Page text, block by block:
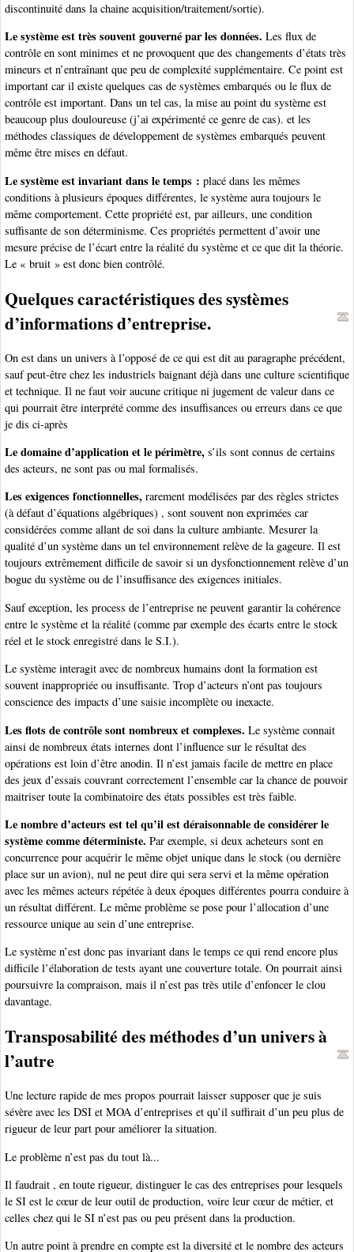
discontinuité dans la chaine acquisition/traitement/sortie).
Le système est très souvent gouverné par les données. Les flux de
contrôle en sont minimes et ne provoquent que des changements d’états très
mineurs et n’entraînant que peu de complexité supplémentaire. Ce point est
important car il existe quelques cas de systèmes embarqués ou le flux de
contrôle est important. Dans un tel cas, la mise au point du système est
beaucoup plus douloureuse (j’ai expérimenté ce genre de cas). et les
méthodes classiques de développement de systèmes embarqués peuvent
même être mises en défaut.
Le système est invariant dans le temps : placé dans les mêmes
conditions à plusieurs époques différentes, le système aura toujours le
même comportement. Cette propriété est, par ailleurs, une condition
suffisante de son déterminisme. Ces propriétés permettent d’avoir une
mesure précise de l’écart entre la réalité du système et ce que dit la théorie.
Le « bruit » est donc bien contrôlé.
Quelques caractéristiques des systèmes
d’informations d’entreprise.
On est dans un univers à l’opposé de ce qui est dit au paragraphe précédent,
sauf peut-être chez les industriels baignant déjà dans une culture scientifique
et technique. Il ne faut voir aucune critique ni jugement de valeur dans ce
qui pourrait être interprété comme des insuffisances ou erreurs dans ce que
je dis ci-après
Le domaine d’application et le périmètre, s’ils sont connus de certains
des acteurs, ne sont pas ou mal formalisés.
Les exigences fonctionnelles, rarement modélisées par des règles strictes
(à défaut d’équations algébriques) , sont souvent non exprimées car
considérées comme allant de soi dans la culture ambiante. Mesurer la
qualité d’un système dans un tel environnement relève de la gageure. Il est
toujours extrêmement difficile de savoir si un dysfonctionnement relève d’un
bogue du système ou de l’insuffisance des exigences initiales.
Sauf exception, les process de l’entreprise ne peuvent garantir la cohérence
entre le système et la réalité (comme par exemple des écarts entre le stock
réel et le stock enregistré dans le S.I.).
Le système interagit avec de nombreux humains dont la formation est
souvent inappropriée ou insuffisante. Trop d’acteurs n’ont pas toujours
conscience des impacts d’une saisie incomplète ou inexacte.
Les flots de contrôle sont nombreux et complexes. Le système connait
ainsi de nombreux états internes dont l’influence sur le résultat des
opérations est loin d’être anodin. Il n’est jamais facile de mettre en place
des jeux d’essais couvrant correctement l’ensemble car la chance de pouvoir
maitriser toute la combinatoire des états possibles est très faible.
Le nombre d’acteurs est tel qu’il est déraisonnable de considérer le
système comme déterministe. Par exemple, si deux acheteurs sont en
concurrence pour acquérir le même objet unique dans le stock (ou dernière
place sur un avion), nul ne peut dire qui sera servi et la même opération
avec les mêmes acteurs répétée à deux époques différentes pourra conduire à
un résultat différent. Le même problème se pose pour l’allocation d’une
ressource unique au sein d’une entreprise.
Le système n’est donc pas invariant dans le temps ce qui rend encore plus
difficile l’élaboration de tests ayant une couverture totale. On pourrait ainsi
poursuivre la compraison, mais il n’est pas très utile d’enfoncer le clou
davantage.
Transposabilité des méthodes d’un univers à
l’autre
Une lecture rapide de mes propos pourrait laisser supposer que je suis
sévère avec les DSI et MOA d’entreprises et qu’il suffirait d’un peu plus de
rigueur de leur part pour améliorer la situation.
Le problème n’est pas du tout là...
Il faudrait , en toute rigueur, distinguer le cas des entreprises pour lesquels
le SI est le cœur de leur outil de production, voire leur cœur de métier, et
celles chez qui le SI n’est pas ou peu présent dans la production.
Un autre point à prendre en compte est la diversité et le nombre des acteurs